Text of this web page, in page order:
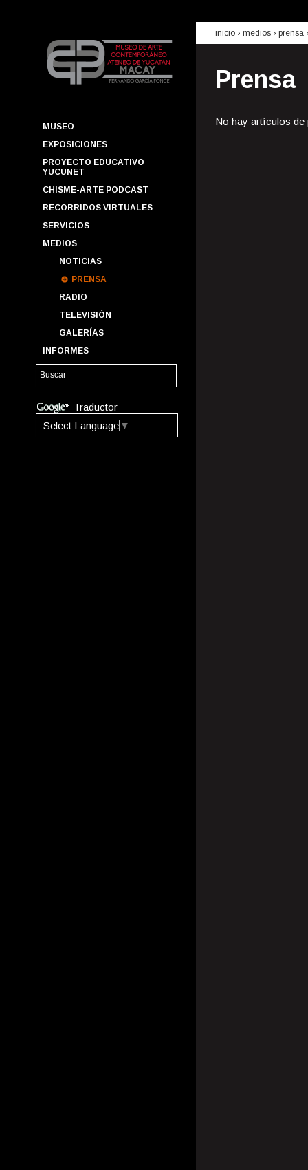
MUSEO
EXPOSICIONES
PROYECTO EDUCATIVO
YUCUNET
CHISME-ARTE PODCAST
RECORRIDOS VIRTUALES
SERVICIOS
MEDIOS
NOTICIAS
PRENSA
RADIO
TELEVISIÓN
GALERÍAS
INFORMES
Traductor
Select Language ▼
inicio › medios › prensa
Prensa
No hay artículos de